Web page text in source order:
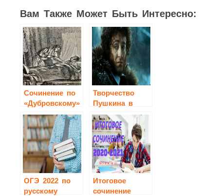
Вам Также Может Быть Интересно:
Cочинение по
«Дубровскому»
Творчество
Пушкина в
зеркале кино
ОГЭ 2022 по
русскому
Итоговое
сочинение